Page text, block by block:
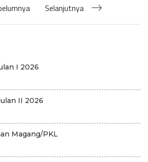
Selanjutnya
I 2026
II 2026
Magang/PKL